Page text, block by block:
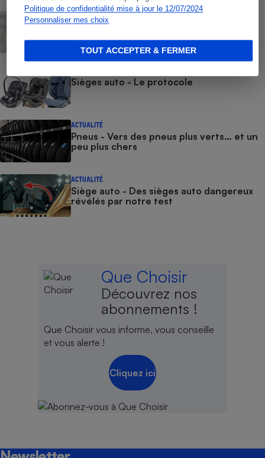
Politique de confidentialité mise à jour le 12/07/2024
Personnaliser mes choix
TOUT ACCEPTER & FERMER
ACTUALITÉ
Centralepneus.fr - En roue libre
Sièges auto - Le protocole
ACTUALITÉ
Pneus - Vers des pneus plus verts… et un
peu plus chers
ACTUALITÉ
Siège auto - Des sièges auto dangereux
révélés par notre test
Que Choisir
Découvrez nos
abonnements !
Que Choisir vous informe, vous conseille
et vous alerte !
Cliquez ici